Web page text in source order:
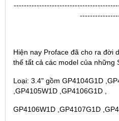
Hiện nay Proface đã cho ra đời
thế tất cả các model của những
Loại: 3.4" gồm GP4104G1D
,GP4105W1D ,GP4106G1D ,
GP4106W1D ,GP4107G1D